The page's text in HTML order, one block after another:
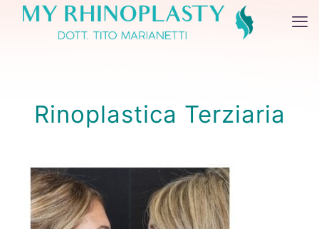
Rinoplastica Terziaria